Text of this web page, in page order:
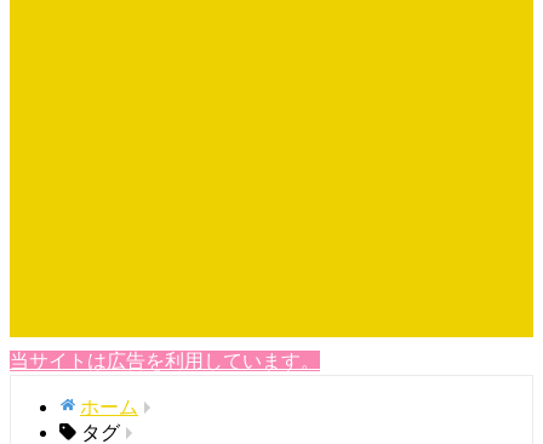
当サイトは広告を利用しています。
ホーム
タグ